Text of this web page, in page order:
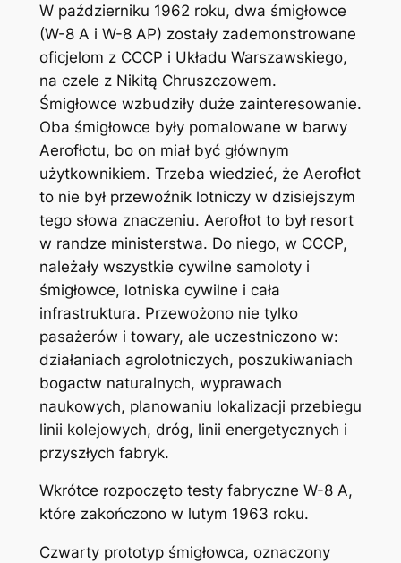
W październiku 1962 roku, dwa śmigłowce
(W-8 A i W-8 AP) zostały zademonstrowane
oficjelom z CCCP i Układu Warszawskiego,
na czele z Nikitą Chruszczowem.
Śmigłowce wzbudziły duże zainteresowanie.
Oba śmigłowce były pomalowane w barwy
Aerofłotu, bo on miał być głównym
użytkownikiem. Trzeba wiedzieć, że Aerofłot
to nie był przewoźnik lotniczy w dzisiejszym
tego słowa znaczeniu. Aerofłot to był resort
w randze ministerstwa. Do niego, w CCCP,
należały wszystkie cywilne samoloty i
śmigłowce, lotniska cywilne i cała
infrastruktura. Przewożono nie tylko
pasażerów i towary, ale uczestniczono w:
działaniach agrolotniczych, poszukiwaniach
bogactw naturalnych, wyprawach
naukowych, planowaniu lokalizacji przebiegu
linii kolejowych, dróg, linii energetycznych i
przyszłych fabryk.
Wkrótce rozpoczęto testy fabryczne W-8 A,
które zakończono w lutym 1963 roku.
Czwarty prototyp śmigłowca, oznaczony